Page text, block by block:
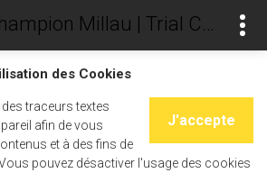
des Cookies
J'accepte
traceurs textes
afin de vous
et à des fins de
pouvez désactiver l'usage des cookies
Garage Champion Millau | Trial Champ's